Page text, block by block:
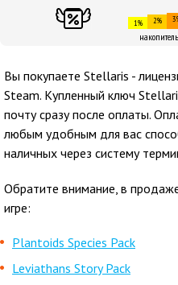
1% 2%
Вы покупаете Stellaris -
Steam. Купленный ключ
почту сразу после оплаты.
любым удобным для вас
наличных через систему
Обратите внимание, в
игре:
Plantoids Species Pack
Leviathans Story Pack